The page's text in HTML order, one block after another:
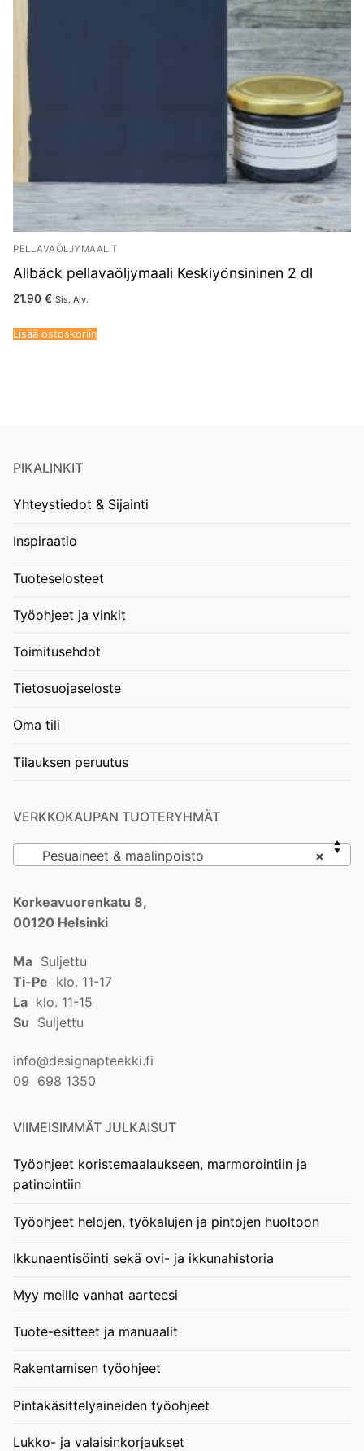
PELLAVAÖLJYMAALIT
Allbäck pellavaöljymaali Keskiyönsininen 2 dl
21.90 € Sis. Alv.
Lisää ostoskoriin
PIKALINKIT
Yhteystiedot & Sijainti
Inspiraatio
Tuoteselosteet
Työohjeet ja vinkit
Toimitusehdot
Tietosuojaseloste
Oma tili
Tilauksen peruutus
VERKKOKAUPAN TUOTERYHMÄT
×
Pesuaineet & maalinpoisto
Korkeavuorenkatu 8,
00120 Helsinki
Ma Suljettu
Ti-Pe klo. 11-17
La klo. 11-15
Su Suljettu
info@designapteekki.fi
09 698 1350
VIIMEISIMMÄT JULKAISUT
Työohjeet koristemaalaukseen, marmorointiin ja
patinointiin
Työohjeet helojen, työkalujen ja pintojen huoltoon
Ikkunaentisöinti sekä ovi- ja ikkunahistoria
Myy meille vanhat aarteesi
Tuote-esitteet ja manuaalit
Rakentamisen työohjeet
Pintakäsittelyaineiden työohjeet
Lukko- ja valaisinkorjaukset